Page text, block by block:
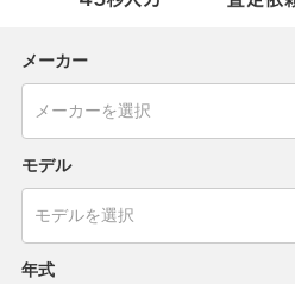
メーカー
モデル
年式